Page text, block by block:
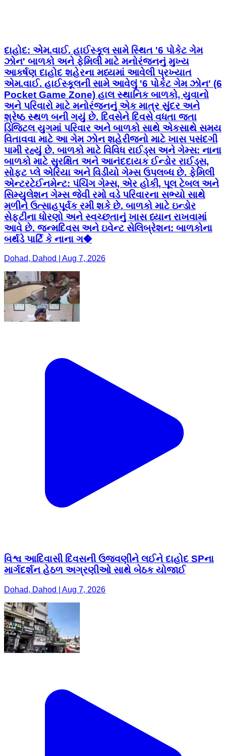
દાહોદ: એમ.વાઈ. હાઈસ્કૂલ સામે સ્થિત '6 પોકેટ ગેમ
ઝોન' બાળકો અને ફેમિલી માટે મનોરંજનનું મુખ્ય
આકર્ષણ દાહોદ શહેરના મધ્યમાં આવેલી પ્રખ્યાત
એમ.વાઈ. હાઈસ્કૂલની સામે આવેલું '6 પોકેટ ગેમ ઝોન' (6
Pocket Game Zone) હાલ સ્થાનિક બાળકો, યુવાનો
અને પરિવારો માટે મનોરંજનનું એક માત્ર સુંદર અને
શ્રેષ્ઠ સ્થળ બની ગયું છે. દિવસેને દિવસે વધતા જતા
ડિજિટલ યુગમાં પરિવાર અને બાળકો સાથે એકસાથે સમય
વિતાવવા માટે આ ગેમ ઝોન શહેરીજનો માટે ખાસ પસંદગી
પામી રહ્યું છે. બાળકો માટે વિવિધ રાઈડ્સ અને ગેમ્સ: નાના
બાળકો માટે સુરક્ષિત અને આનંદદાયક ઈન્ડોર રાઈડ્સ,
સોફ્ટ પ્લે એરિયા અને વિડીયો ગેમ્સ ઉપલબ્ધ છે. ફેમિલી
એન્ટરટેઈનમેન્ટ: પંચિંગ ગેમ્સ, એર હોકી, પૂલ ટેબલ અને
સિમ્યુલેશન ગેમ્સ જેવી રમો વડે પરિવારના સભ્યો સાથે
મળીને ઉત્સાહપૂર્વક રમી શકે છે. બાળકો માટે ઇન્ડોર
સેફ્ટીના ધોરણો અને સ્વચ્છતાનું ખાસ ધ્યાન રાખવામાં
આવે છે. જન્મદિવસ અને ઇવેન્ટ સેલિબ્રેશન: બાળકોના
બર્થડે પાર્ટિ કે નાના ગ�
Dohad, Dahod | Aug 7, 2026
વિશ્વ આદિવાસી દિવસની ઉજવણીને લઈને દાહોદ SPના
માર્ગદર્શન હેઠળ અગ્રણીઓ સાથે બેઠક યોજાઈ
Dohad, Dahod | Aug 7, 2026